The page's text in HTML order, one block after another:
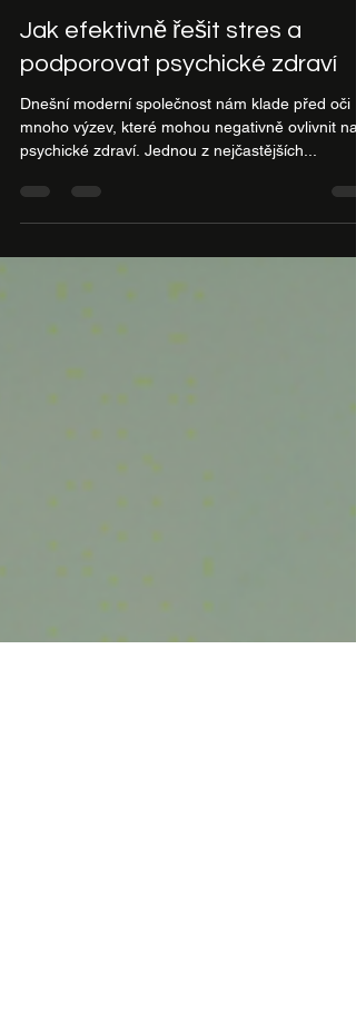
Veronika Krátká
13. 3. 2025
Minut čtení: 1
Jak efektivně řešit stres a
podporovat psychické zdraví
Dnešní moderní společnost nám klade před oči